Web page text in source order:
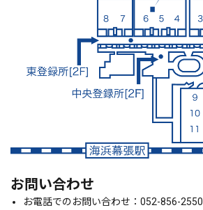
お問い合わせ
お電話でのお問い合わせ：052-856-2550